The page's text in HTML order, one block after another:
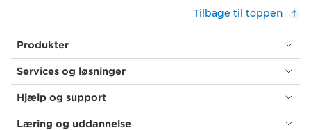
Tilbage til toppen
Produkter
Services og løsninger
Hjælp og support
Læring og uddannelse